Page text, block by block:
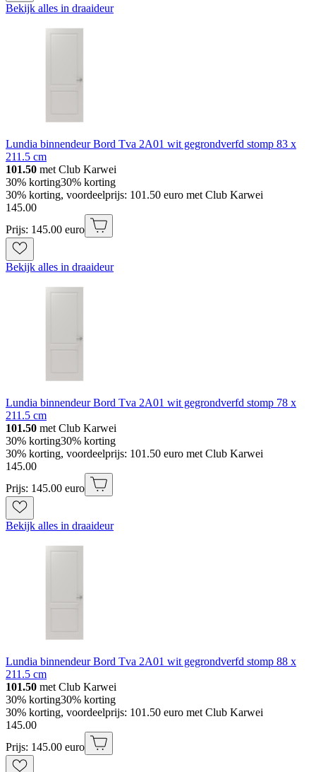
Bekijk alles in draaideur
Lundia binnendeur Bord Tva 2A01 wit gegrondverfd stomp 83 x
211.5 cm
101.50 met Club Karwei
30% korting30% korting
30% korting, voordeelprijs: 101.50 euro met Club Karwei
145.00
Prijs: 145.00 euro
Bekijk alles in draaideur
Lundia binnendeur Bord Tva 2A01 wit gegrondverfd stomp 78 x
211.5 cm
101.50 met Club Karwei
30% korting30% korting
30% korting, voordeelprijs: 101.50 euro met Club Karwei
145.00
Prijs: 145.00 euro
Bekijk alles in draaideur
Lundia binnendeur Bord Tva 2A01 wit gegrondverfd stomp 88 x
211.5 cm
101.50 met Club Karwei
30% korting30% korting
30% korting, voordeelprijs: 101.50 euro met Club Karwei
145.00
Prijs: 145.00 euro